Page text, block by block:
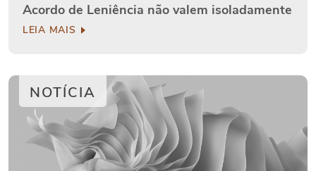
Acordo de Leniência não valem isoladamente
LEIA MAIS
NOTÍCIA